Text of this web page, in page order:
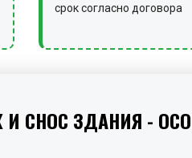
срок согласно договора
СНОС ЗДАНИЯ -